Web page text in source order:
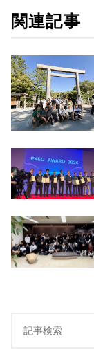
関連記事